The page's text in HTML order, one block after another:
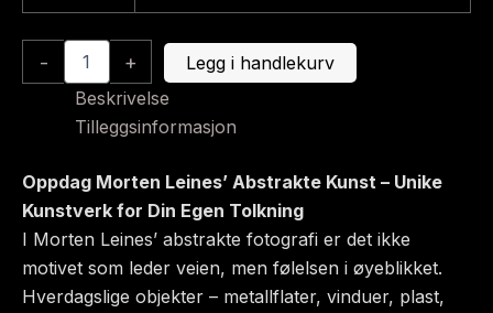
-
Abstrakt
2033
+
Legg i handlekurv
Beskrivelse
Tilleggsinformasjon
Oppdag Morten Leines’ Abstrakte Kunst – Unike
Kunstverk for Din Egen Tolkning
I Morten Leines’ abstrakte fotografi er det ikke
motivet som leder veien, men følelsen i øyeblikket.
Hverdagslige objekter – metallflater, vinduer, plast,